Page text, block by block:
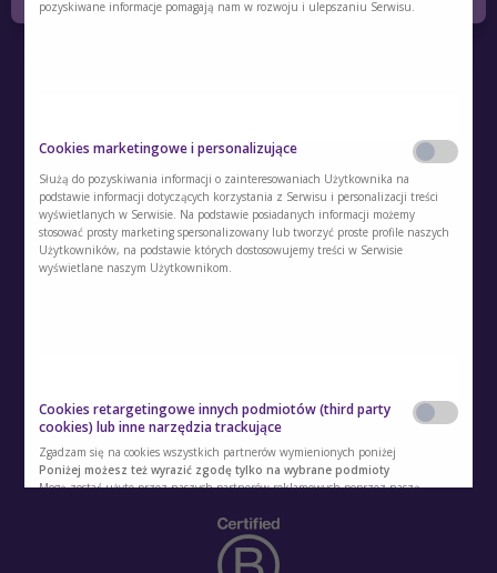
O Akademii
Kontakt
Polityka prywatności
Polityka prywatności usług dodatkowych
Ustawienia ciasteczek
pozyskiwane informacje pomagają nam w rozwoju i ulepszaniu Serwisu.
Cookies marketingowe i personalizujące
Służą do pozyskiwania informacji o zainteresowaniach Użytkownika na
podstawie informacji dotyczących korzystania z Serwisu i personalizacji treści
wyświetlanych w Serwisie. Na podstawie posiadanych informacji możemy
stosować prosty marketing spersonalizowany lub tworzyć proste profile naszych
Użytkowników, na podstawie których dostosowujemy treści w Serwisie
wyświetlane naszym Użytkownikom.
Cookies retargetingowe innych podmiotów (third party
cookies) lub inne narzędzia trackujące
Zgadzam się na cookies wszystkich partnerów wymienionych poniżej
Poniżej możesz też wyrazić zgodę tylko na wybrane podmioty
Mogą zostać użyte przez naszych partnerów reklamowych poprzez naszą
mu odpowiednich reklam na innych witrynach. Nie przechowują bezpośrednio
danych osobowych, lecz pozwalają na jednoznaczną identyfikację przeglądarki i
urządzenia internetowego użytkownika. Podmioty te będą samodzielnie